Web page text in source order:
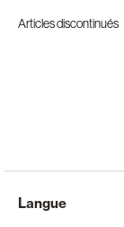
Articles discontinués
Langue